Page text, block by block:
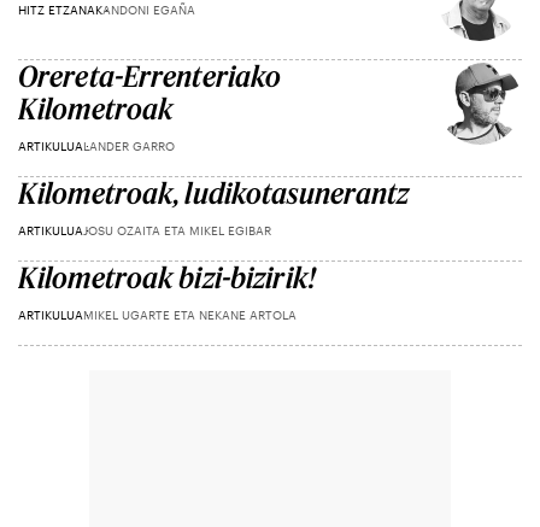
HITZ ETZANAKANDONI EGAÑA
Orereta-Errenteriako
Kilometroak
ARTIKULUALANDER GARRO
Kilometroak, ludikotasunerantz
ARTIKULUA JOSU OZAITA ETA MIKEL EGIBAR
Kilometroak bizi-bizirik!
ARTIKULUAMIKEL UGARTE ETA NEKANE ARTOLA